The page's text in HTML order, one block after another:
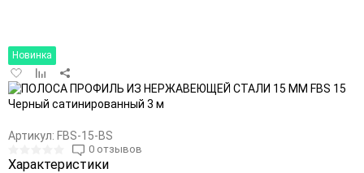
Новинка
Добавить
в
избранное
Добавить
к
сравнению
Артикул: FBS-15-BS
0 отзывов
Характеристики